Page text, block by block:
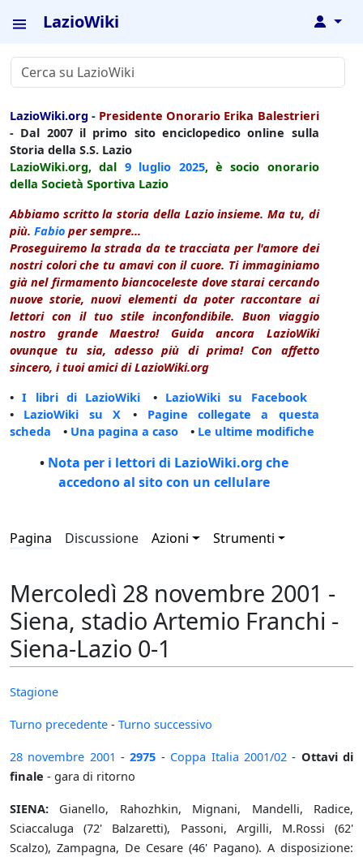
LazioWiki ↓
LazioWiki.org - Presidente Onorario Erika Balestrieri
- Dal 2007 il primo sito enciclopedico online sulla
Storia della S.S. Lazio
LazioWiki.org, dal 9 luglio 2025, è socio onorario
della Società Sportiva Lazio
Abbiamo scritto la storia della Lazio insieme. Ma tu, di
più. Fabio per sempre...
Proseguiremo la strada da te tracciata per l'amore dei
nostri colori che tu amavi con il cuore. Ti immaginiamo
già nel firmamento biancoceleste dove starai cercando
nuove storie, nuovi elementi da poter raccontare ai
lettori con il tuo stile inconfondibile. Buon viaggio
nostro grande Maestro! Guida ancora LazioWiki
ovunque tu sia, adesso più di prima! Con affetto
sincero, i tuoi amici di LazioWiki.org
•I libri di LazioWiki • LazioWiki su Facebook
• LazioWiki su X • Pagine collegate a questa
scheda • Una pagina a caso • Le ultime modifiche
• Nota per i lettori di LazioWiki.org che
accedono al sito con un cellulare
Pagina Discussione Azioni Strumenti
Mercoledì 28 novembre 2001 -
Siena, stadio Artemio Franchi -
Siena-Lazio 0-1
Stagione
Turno precedente - Turno successivo
28 novembre 2001 -2975 - Coppa Italia 2001/02- Ottavi di
finale - gara di ritorno
SIENA: Gianello, Rahozhkin, Mignani, Mandelli, Radice,
Sciaccaluga (72' Balzaretti), Passoni, Argilli, M.Rossi (62'
Scalzo), Zampagna, De Cesare (46' Pagano). A disposizione: